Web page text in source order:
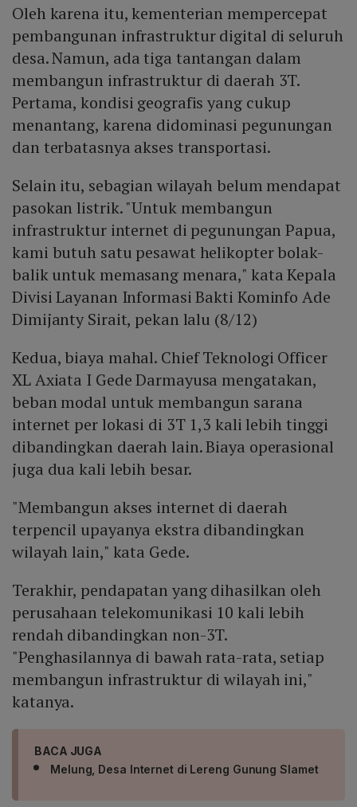
Oleh karena itu, kementerian mempercepat
pembangunan infrastruktur digital di seluruh
desa. Namun, ada tiga tantangan dalam
membangun infrastruktur di daerah 3T.
Pertama, kondisi geografis yang cukup
menantang, karena didominasi pegunungan
dan terbatasnya akses transportasi.
Selain itu, sebagian wilayah belum mendapat
pasokan listrik. "Untuk membangun
infrastruktur internet di pegunungan Papua,
kami butuh satu pesawat helikopter bolak-
balik untuk memasang menara," kata Kepala
Divisi Layanan Informasi Bakti Kominfo Ade
Dimijanty Sirait, pekan lalu (8/12)
Kedua, biaya mahal. Chief Teknologi Officer
XL Axiata I Gede Darmayusa mengatakan,
beban modal untuk membangun sarana
internet per lokasi di 3T 1,3 kali lebih tinggi
dibandingkan daerah lain. Biaya operasional
juga dua kali lebih besar.
"Membangun akses internet di daerah
terpencil upayanya ekstra dibandingkan
wilayah lain," kata Gede.
Terakhir, pendapatan yang dihasilkan oleh
perusahaan telekomunikasi 10 kali lebih
rendah dibandingkan non-3T.
"Penghasilannya di bawah rata-rata, setiap
membangun infrastruktur di wilayah ini,"
katanya.
BACA JUGA
Melung, Desa Internet di Lereng Gunung Slamet